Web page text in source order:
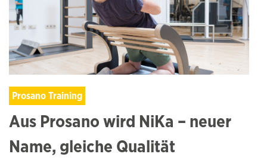
Prosano Training
Aus Prosano wird NiKa – neuer
Name, gleiche Qualität